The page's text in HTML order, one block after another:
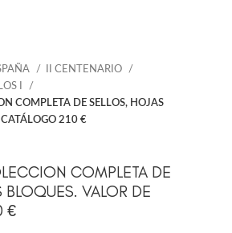
II CENTENARIO
I
COMPLETA DE SELLOS, HOJAS
CATÁLOGO 210 €
COMPLETA DE
BLOQUES. VALOR DE
€